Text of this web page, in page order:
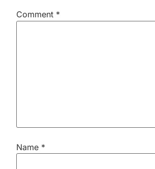
Comment *
Name *